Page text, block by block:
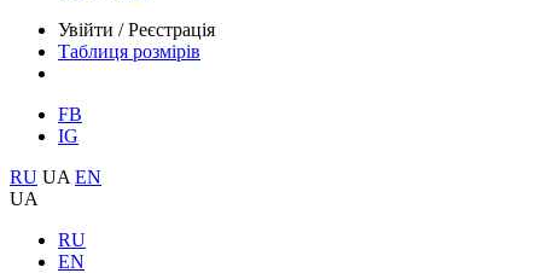
Увійти /Реєстрація
Таблиця розмірів
FB
IG
RU UA EN
UA
RU
EN